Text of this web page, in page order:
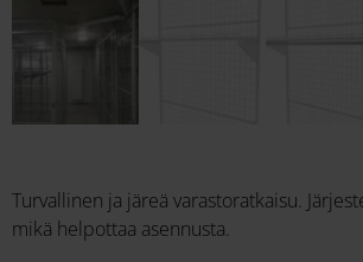
Turvallinen ja järeä varastoratkaisu.
mikä helpottaa asennusta.